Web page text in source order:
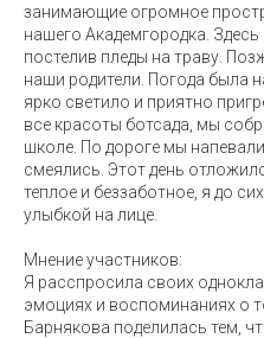
занимающие огромное
нашего Академгородка.
постелив пледы на траву.
наши родители. Погода была
ярко светило и приятно
все красоты ботсада, мы
школе. По дороге мы
смеялись. Этот день
теплое и беззаботное, я до
улыбкой на лице.
Мнение участников:
Я расспросила своих
эмоциях и воспоминаниях о
Барнякова поделилась тем,